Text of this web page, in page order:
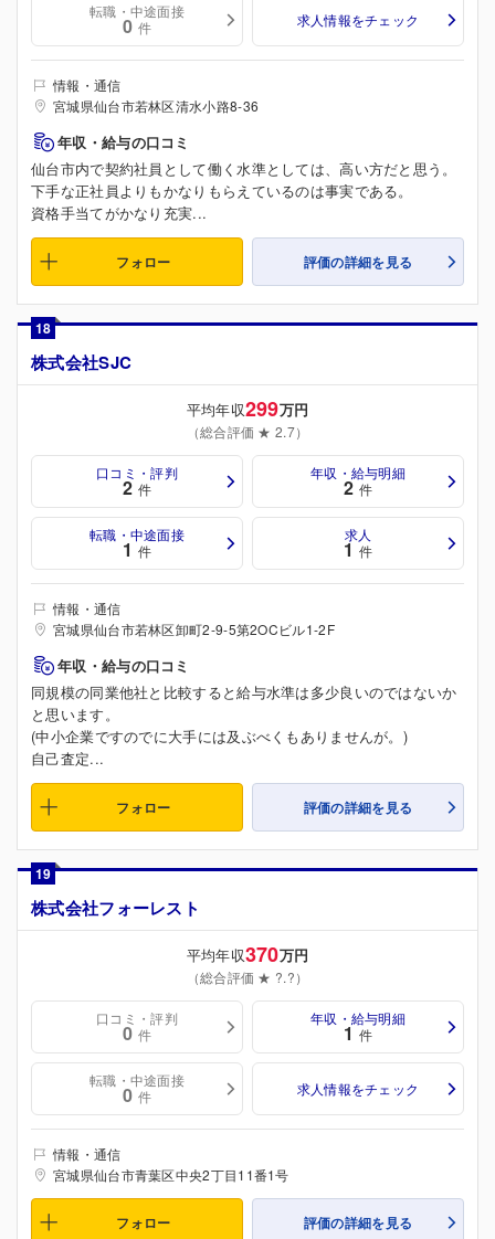
転職・中途面接
0 件 求人情報をチェック
情報・通信
宮城県仙台市若林区清水小路8-36
年収・給与の口コミ
仙台市内で契約社員として働く水準としては、高い方だと思う。
下手な正社員よりもかなりもらえているのは事実である。
資格手当てがかなり充実...
フォロー 評価の詳細を見る
18
株式会社SJC
平均年収299万円
（総合評価 ★ 2.7）
口コミ・評判
2 件
年収・給与明細
2 件
転職・中途面接
1 件
求人
1 件
情報・通信
宮城県仙台市若林区卸町2-9-5第2OCビル1-2F
年収・給与の口コミ
同規模の同業他社と比較すると給与水準は多少良いのではないか
と思います。
(中小企業ですのでに大手には及ぶべくもありませんが。)
自己査定...
フォロー 評価の詳細を見る
19
株式会社フォーレスト
平均年収370万円
（総合評価 ★ ?.?）
口コミ・評判
0 件
年収・給与明細
1 件
転職・中途面接
0 件 求人情報をチェック
情報・通信
宮城県仙台市青葉区中央2丁目11番1号
フォロー 評価の詳細を見る